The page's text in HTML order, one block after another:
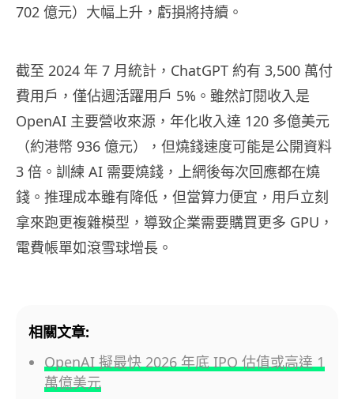
702 億元）大幅上升，虧損將持續。
截至 2024 年 7 月統計，ChatGPT 約有 3,500 萬付
費用戶，僅佔週活躍用戶 5%。雖然訂閱收入是
OpenAI 主要營收來源，年化收入達 120 多億美元
（約港幣 936 億元），但燒錢速度可能是公開資料
3 倍。訓練 AI 需要燒錢，上網後每次回應都在燒
錢。推理成本雖有降低，但當算力便宜，用戶立刻
拿來跑更複雜模型，導致企業需要購買更多 GPU，
電費帳單如滾雪球增長。
相關文章:
OpenAI 擬最快 2026 年底 IPO 估值或高達 1
萬億美元